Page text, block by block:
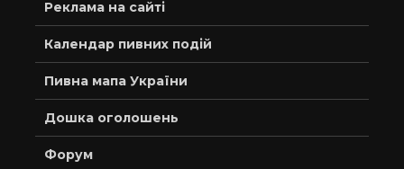
Реклама на сайті
Календар пивних подій
Пивна мапа України
Дошка оголошень
Форум